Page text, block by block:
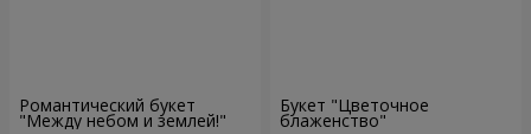
Романтический букет
"Между небом и землей!"
Букет "Цветочное
блаженство"